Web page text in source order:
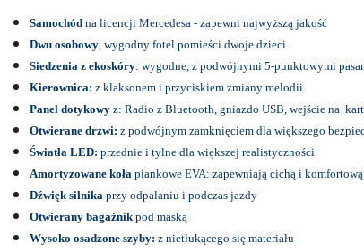
Samochód na licencji Mercedesa - zapewni najwyższą jakość
Dwu osobowy, wygodny fotel pomieści dwoje dzieci
Siedzenia z ekoskóry: wygodne, z podwójnymi 5-punktowymi
Kierownica: z klaksonem i przyciskiem zmiany melodii.
Panel dotykowy z: Radio z Bluetooth, gniazdo USB, wejście na
Otwierane drzwi: z podwójnym zamknięciem dla większego
Światła LED: przednie i tylne dla większej realistyczności
Amortyzowane koła piankowe EVA: zapewniają cichą i
Dźwięk silnika przy odpalaniu i podczas jazdy
Otwierany bagażnikpod maską
Wysoko osadzone szyby: z nietłukącego się materiału